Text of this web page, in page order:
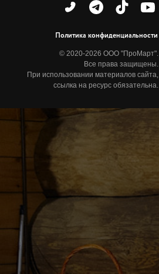
© 2020-2026 ООО "ПроМарт".
Все права защищены.
При использовании материалов сайта,
ссылка на ресурс обязательна.
Политика конфиденциальности